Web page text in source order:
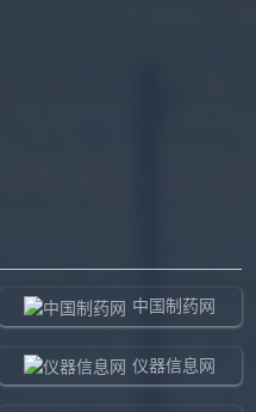
中国制药网
仪器信息网